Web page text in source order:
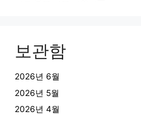
보관함
2026년 6월
2026년 5월
2026년 4월